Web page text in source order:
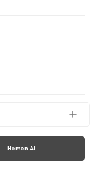
Hemen Al